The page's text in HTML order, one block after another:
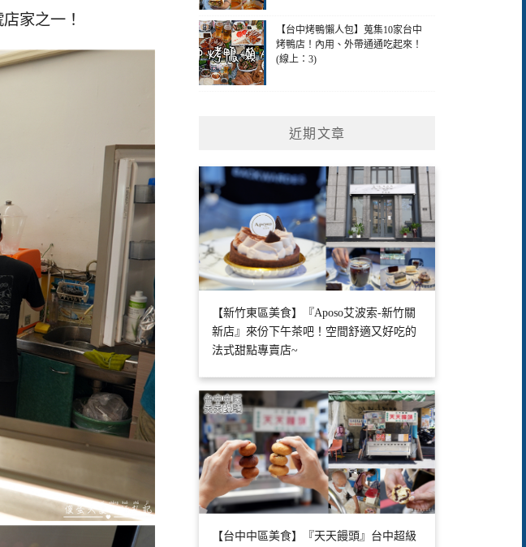
家之一！
【台中烤鴨懶人包】蒐集10家台中
烤鴨店！內用、外帶通通吃起來！
(線上：3)
近期文章
【新竹東區美食】『Aposo艾波索-新竹關
新店』來份下午茶吧！空間舒適又好吃的
法式甜點專賣店~
【台中中區美食】『天天饅頭』台中超級